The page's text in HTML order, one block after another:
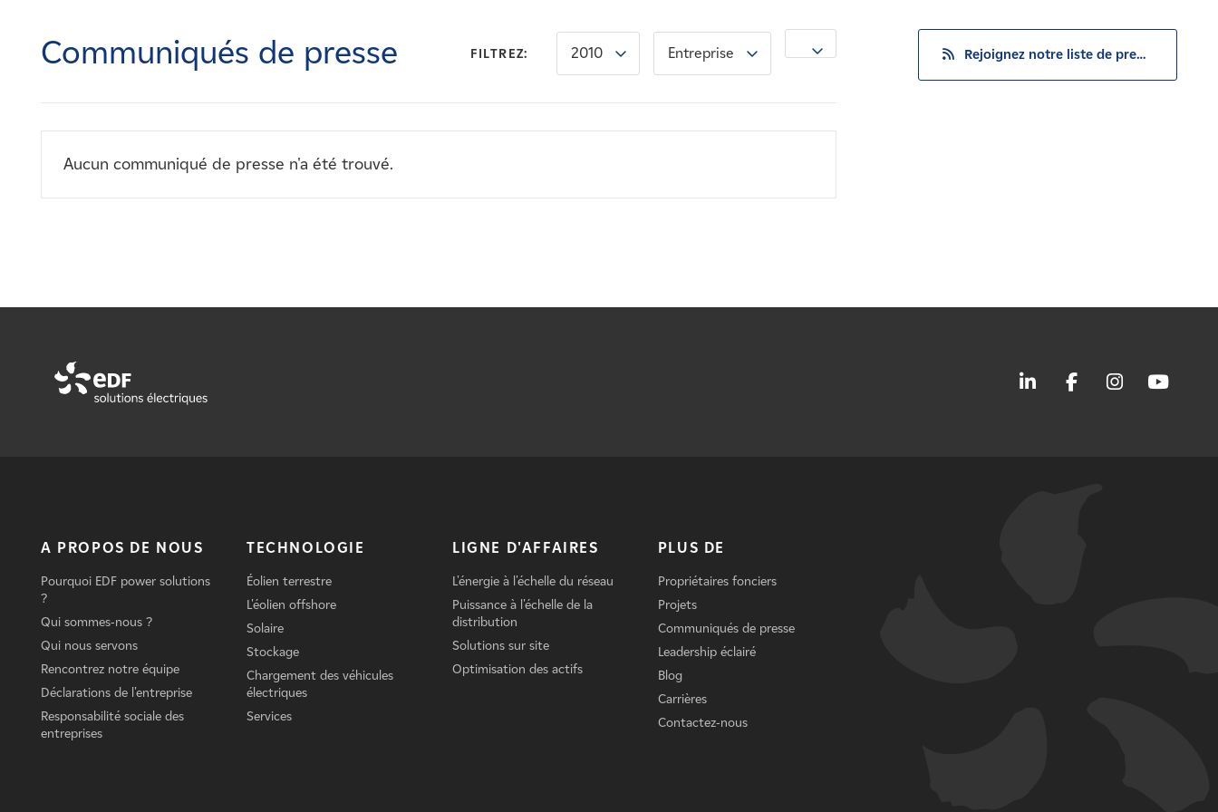
Nouvelles
Communiqués de presse FILTREZ: 2010 Entreprise
Aucun communiqué de presse n'a été trouvé.
Rejoignez notre liste de presse
A PROPOS DE NOUS
Pourquoi EDF power solutions
?
Qui sommes-nous ?
Qui nous servons
Rencontrez notre équipe
Déclarations de l'entreprise
Responsabilité sociale des
entreprises
TECHNOLOGIE
Éolien terrestre
L'éolien offshore
Solaire
Stockage
Chargement des véhicules
électriques
Services
LIGNE D'AFFAIRES
L'énergie à l'échelle du réseau
Puissance à l'échelle de la
distribution
Solutions sur site
Optimisation des actifs
PLUS DE
Propriétaires fonciers
Projets
Communiqués de presse
Leadership éclairé
Blog
Carrières
Contactez-nous